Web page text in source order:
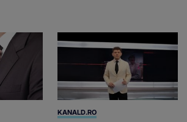
KANALD.RO